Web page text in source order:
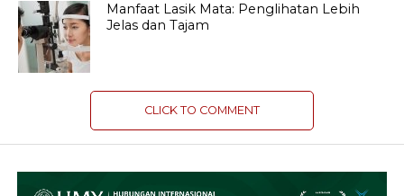
Manfaat Lasik Mata: Penglihatan Lebih
Jelas dan Tajam
CLICK TO COMMENT